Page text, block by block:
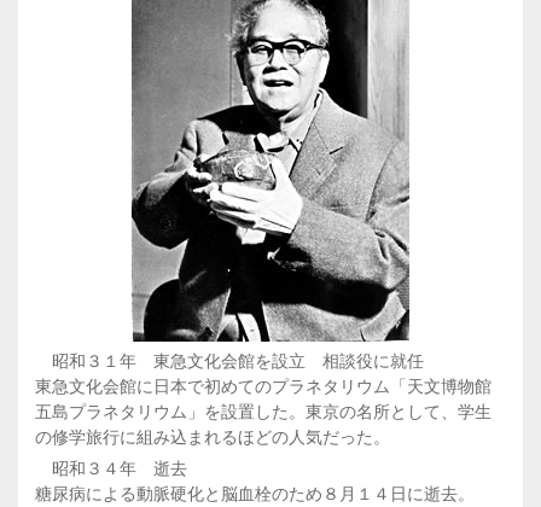
昭和３１年 東急文化会館を設立 相談役に就任
東急文化会館に日本で初めてのプラネタリウム「天文博物館
五島プラネタリウム」を設置した。東京の名所として、学生
の修学旅行に組み込まれるほどの人気だった。
昭和３４年 逝去
糖尿病による動脈硬化と脳血栓のため８月１４日に逝去。